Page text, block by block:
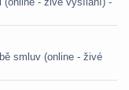
smluv (online - živé